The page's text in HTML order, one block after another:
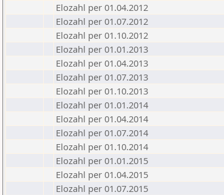
Elozahl per 01.04.2012
Elozahl per 01.07.2012
Elozahl per 01.10.2012
Elozahl per 01.01.2013
Elozahl per 01.04.2013
Elozahl per 01.07.2013
Elozahl per 01.10.2013
Elozahl per 01.01.2014
Elozahl per 01.04.2014
Elozahl per 01.07.2014
Elozahl per 01.10.2014
Elozahl per 01.01.2015
Elozahl per 01.04.2015
Elozahl per 01.07.2015